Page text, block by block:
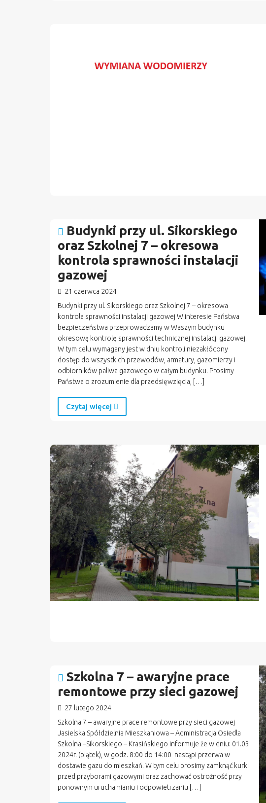
Budynki przy ul. Sikorskiego
oraz Szkolnej 7 – okresowa
kontrola sprawności instalacji
gazowej
21 czerwca 2024
Budynki przy ul. Sikorskiego oraz Szkolnej 7 – okresowa
kontrola sprawności instalacji gazowej W interesie Państwa
bezpieczeństwa przeprowadzamy w Waszym budynku
okresową kontrolę sprawności technicznej instalacji gazowej.
W tym celu wymagany jest w dniu kontroli niezakłócony
dostęp do wszystkich przewodów, armatury, gazomierzy i
odbiorników paliwa gazowego w całym budynku. Prosimy
Państwa o zrozumienie dla przedsięwzięcia, […]
Czytaj więcej
Szkolna 7 – awaryjne prace
remontowe przy sieci gazowej
27 lutego 2024
Szkolna 7 – awaryjne prace remontowe przy sieci gazowej
Jasielska Spółdzielnia Mieszkaniowa – Administracja Osiedla
Szkolna –Sikorskiego – Krasińskiego informuje że w dniu: 01.03.
2024r. (piątek), w godz. 8:00 do 14:00 nastąpi przerwa w
dostawie gazu do mieszkań. W tym celu prosimy zamknąć kurki
przed przyborami gazowymi oraz zachować ostrożność przy
ponownym uruchamianiu i odpowietrzaniu […]